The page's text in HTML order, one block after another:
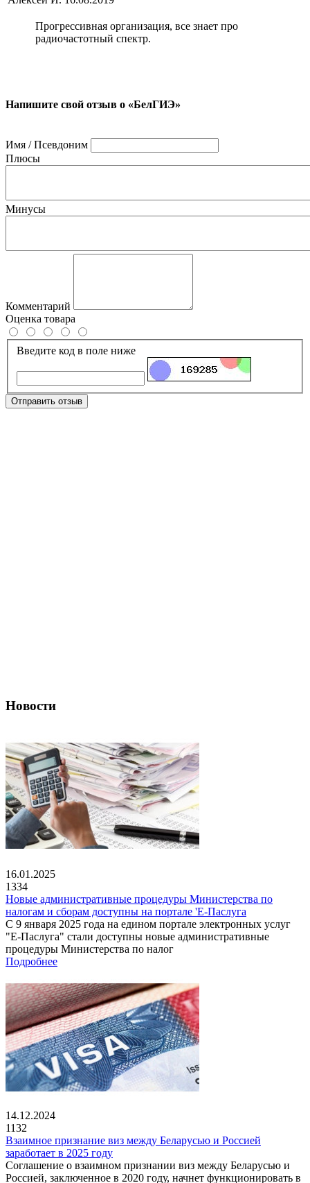
Прогрессивная организация, все знает про
радиочастотный спектр.
Напишите свой отзыв о «БелГИЭ»
Имя / Псевдоним
Плюсы
Минусы
Комментарий
Оценка товара
Введите код в поле ниже
Отправить отзыв
Новости
16.01.2025
1334
Новые административные процедуры Министерства по
налогам и сборам доступны на портале 'Е-Паслуга
С 9 января 2025 года на едином портале электронных услуг
"Е-Паслуга" стали доступны новые административные
процедуры Министерства по налог
Подробнее
14.12.2024
1132
Взаимное признание виз между Беларусью и Россией
заработает в 2025 году
Соглашение о взаимном признании виз между Беларусью и
Россией, заключенное в 2020 году, начнет функционировать в